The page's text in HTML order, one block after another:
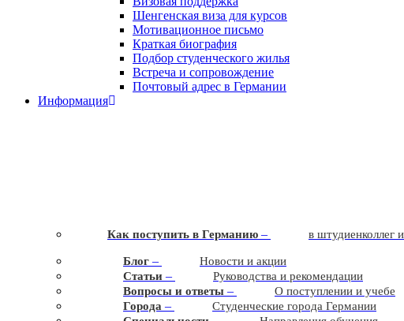
Шенгенская виза для курсов
Мотивационное письмо
Краткая биография
Подбор студенческого жилья
Встреча и сопровождение
Почтовый адрес в Германии
Информация
Как поступить в Германию – в штудиенколлег
Блог –
Новости и акции
Статьи –
Руководства и рекомендации
Вопросы и ответы –
О поступлении и учебе
Города –
Студенческие города Германии